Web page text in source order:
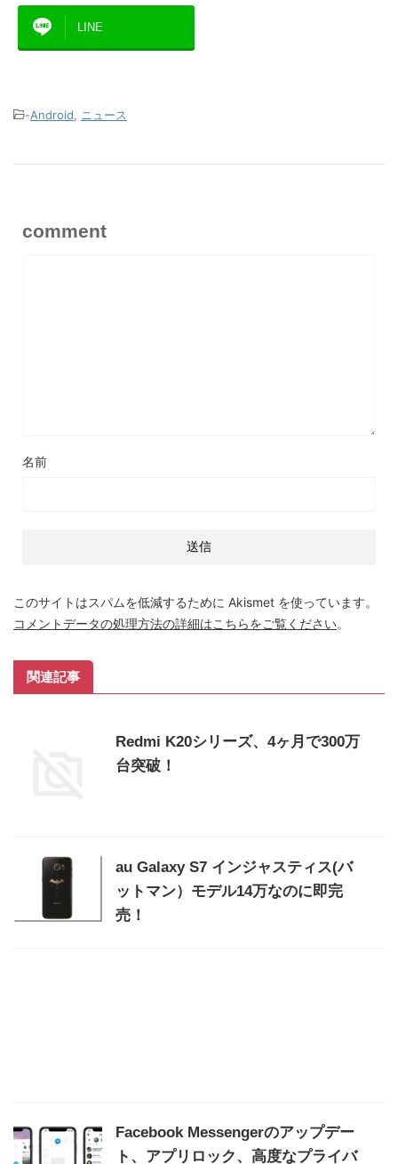
LINE
-Android ニュース
comment
名前
このサイトはスパムを低減するために Akismet を使っています。
コメントデータの処理方法の詳細はこちらをご覧ください。
関連記事
Redmi K20シリーズ、4ヶ月で300万
台突破！
au Galaxy S7 インジャスティス(バ
ットマン）モデル14万なのに即完
売！
Facebook Messengerのアップデー
ト、アプリロック、高度なプライバ